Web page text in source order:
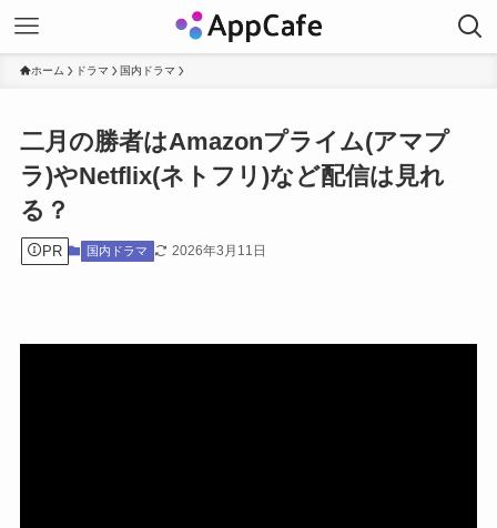
ホーム ドラマ 国内ドラマ
二月の勝者はAmazonプライム(アマプ
ラ)やNetflix(ネトフリ)など配信は見れ
る？
PR 国内ドラマ 2026年3月11日